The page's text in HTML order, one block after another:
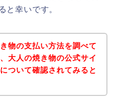
と幸いです。
物の支払い方法を調べて
大人の焼き物の公式サイ
ついて確認されてみると